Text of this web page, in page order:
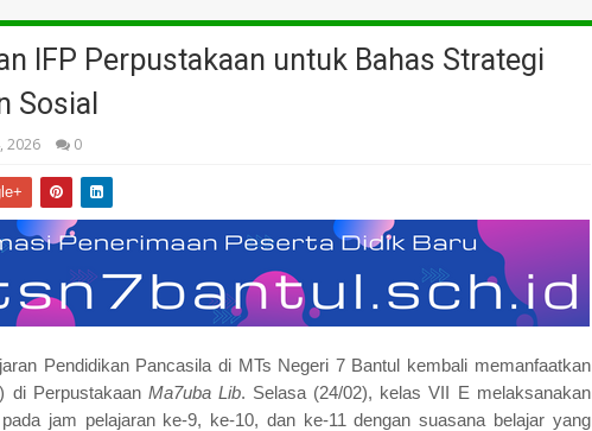
IFP Perpustakaan untuk Bahas Strategi
Sosial
2026 0
Pendidikan Pancasila di MTs Negeri 7 Bantul kembali memanfaatkan
di Perpustakaan Ma7uba Lib. Selasa (24/02), kelas VII E melaksanakan
jam pelajaran ke-9, ke-10, dan ke-11 dengan suasana belajar yang